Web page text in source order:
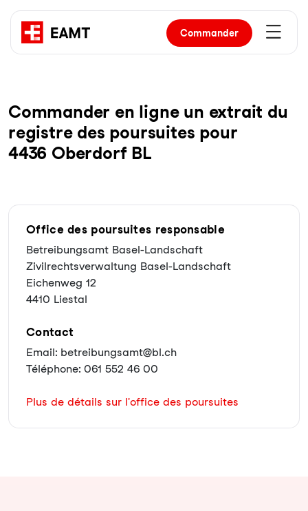
Commander
Com­man­der en li­gne un ex­trait du
re­gist­re des pour­sui­tes pour
4436 Oberdorf BL
Office des poursuites responsable
Betreibungsamt Basel-Landschaft
Zivilrechtsverwaltung Basel-Landschaft
Eichenweg 12
4410 Liestal
Contact
Email: betreibungsamt@bl.ch
Téléphone: 061 552 46 00
Plus de détails sur l'office des poursuites